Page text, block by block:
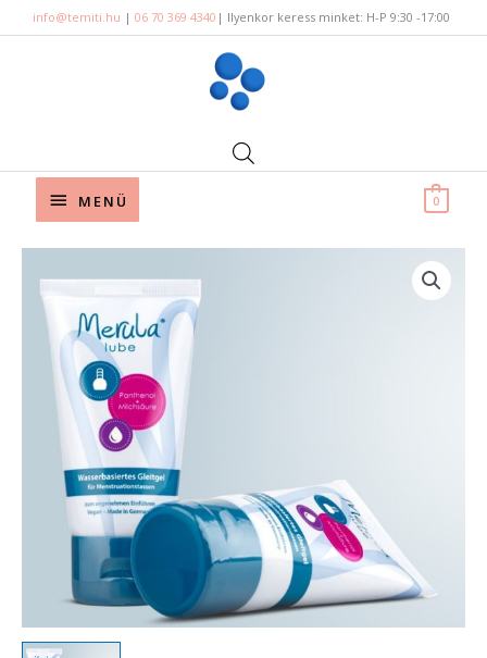
to
info@temiti.hu | 06 70 369 4340 | Ilyenkor keress minket: H-P 9:30 -17:00
Below
MENÜ 0